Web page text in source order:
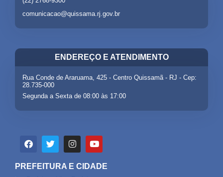
comunicacao@quissama.rj.gov.br
ENDEREÇO E ATENDIMENTO
Rua Conde de Araruama, 425 - Centro Quissamã - RJ - Cep:
28.735-000
Segunda a Sexta de 08:00 às 17:00
PREFEITURA E CIDADE